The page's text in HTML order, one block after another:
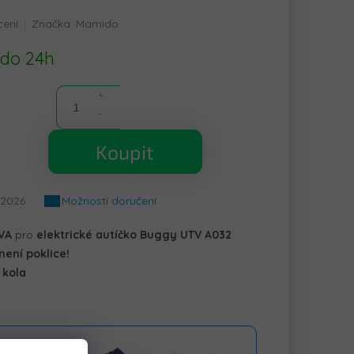
Značka: Mamido
24h
Koupit
Možnosti doručení
pro elektrické autíčko Buggy UTV A032
poklice!